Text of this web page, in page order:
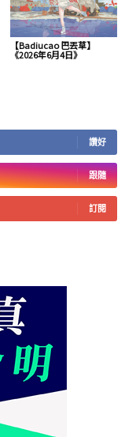
【Badiucao 巴丟草】
《2026年6月4日》
讚好
跟隨
訂閱